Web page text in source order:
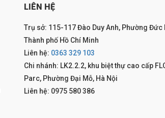
LIÊN HỆ
Trụ sở: 115-117 Đào Duy Anh, Phường Đức
Thành phố Hồ Chí Minh
Liên hệ: 0363 329 103
Chi nhánh: LK2.2.2, khu biệt thự cao cấp
Parc, Phường Đại Mỗ, Hà Nội
Liên hệ: 0975 580 386